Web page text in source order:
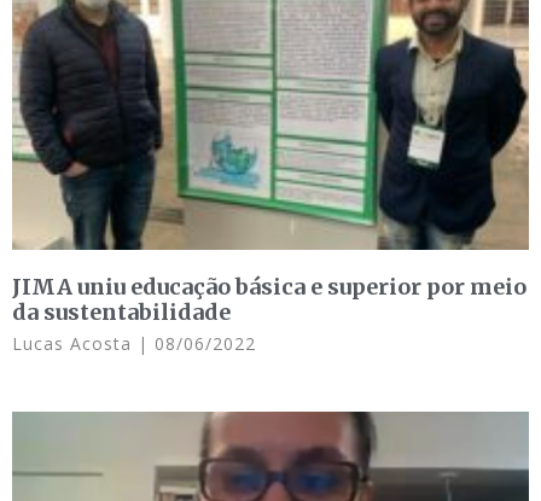
JIMA uniu educação básica e superior por meio
da sustentabilidade
Lucas Acosta 08/06/2022